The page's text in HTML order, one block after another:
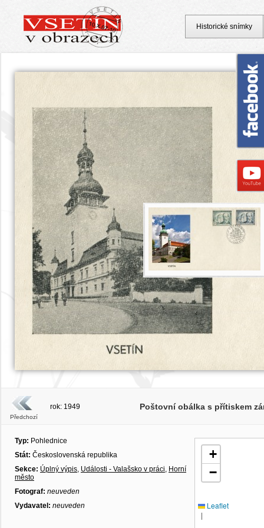
Předchozí
rok: 1949 Poštovní obálka s přítiskem
Typ: Pohlednice
Stát: Československá republika
Sekce: Úplný výpis, Události - Valašsko v práci, Horní
město
Fotograf: neuveden
Vydavatel: neuveden
+
−
Leaflet
|
Historické snímky